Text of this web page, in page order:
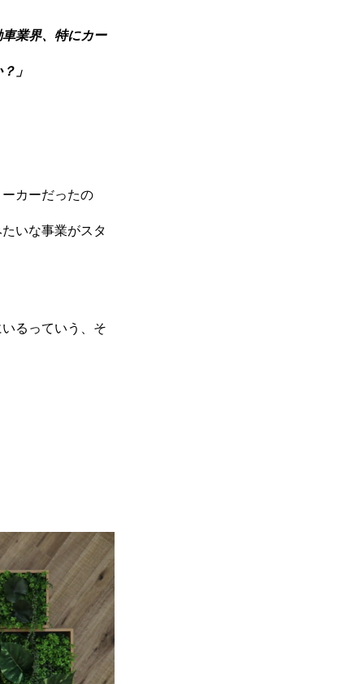
業界、特にカー
」
カーだったの
いな事業がスタ
るっていう、そ